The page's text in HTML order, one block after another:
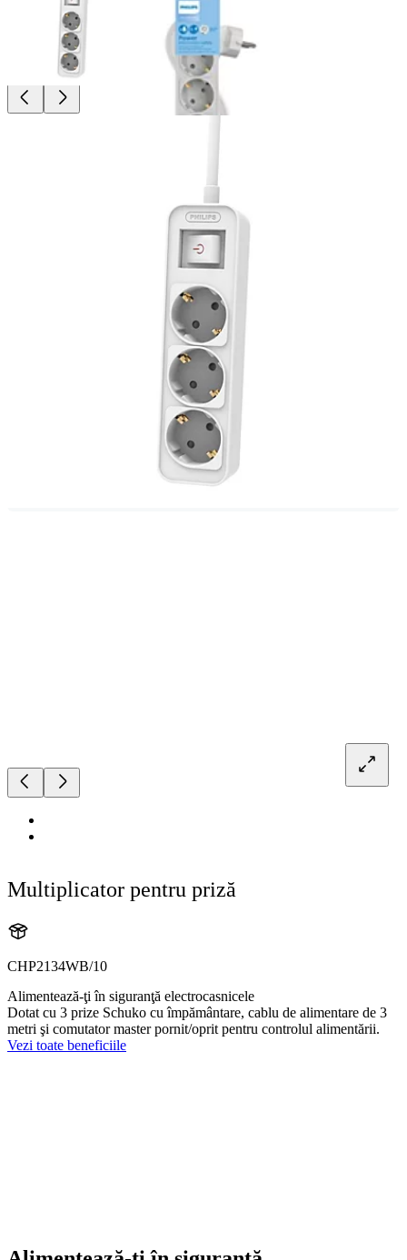
Multiplicator pentru priză
CHP2134WB/10
Alimentează-ţi în siguranţă electrocasnicele
Dotat cu 3 prize Schuko cu împământare, cablu de alimentare de 3
metri şi comutator master pornit/oprit pentru controlul alimentării.
Vezi toate beneficiile